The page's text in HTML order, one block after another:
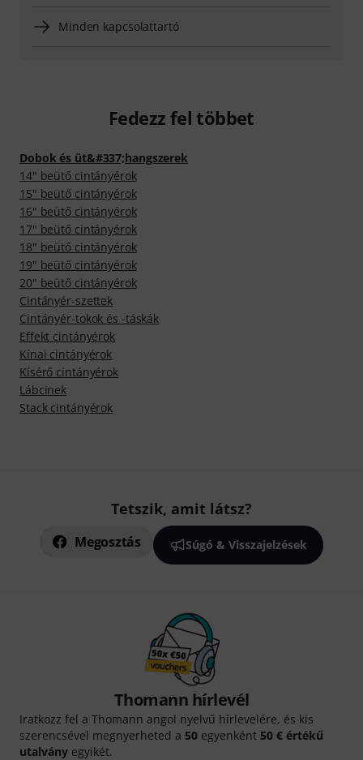
Minden kapcsolattartó
Fedezz fel többet
Dobok és üt&#337;hangszerek
14" beütő cintányérok
15" beütő cintányérok
16" beütő cintányérok
17" beütő cintányérok
18" beütő cintányérok
19" beütő cintányérok
20" beütő cintányérok
Cintányér-szettek
Cintányér-tokok és -táskák
Effekt cintányérok
Kínai cintányérok
Kísérő cintányérok
Lábcinek
Stack cintányérok
Tetszik, amit látsz?
Megosztás Súgó & Visszajelzések
Thomann hírlevél
Iratkozz fel a Thomann angol nyelvű hírlevelére, és kis
szerencsével megnyerheted a 50 egyenként 50 € értékű
utalvány egyikét.